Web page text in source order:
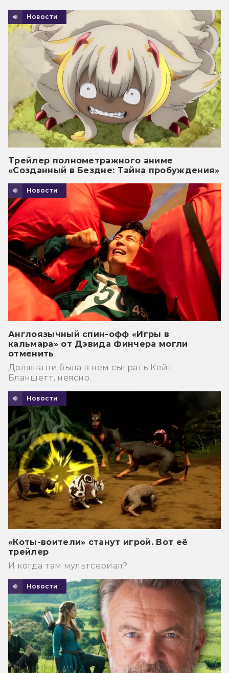
Новости
Трейлер полнометражного аниме
«Созданный в Бездне: Тайна пробуждения»
Новости
Англоязычный спин-офф «Игры в
кальмара» от Дэвида Финчера могли
отменить
Должна ли была в нем сыграть Кейт
Бланшетт, неясно.
Новости
«Коты-воители» станут игрой. Вот её
трейлер
И когда там мультсериал?
Новости